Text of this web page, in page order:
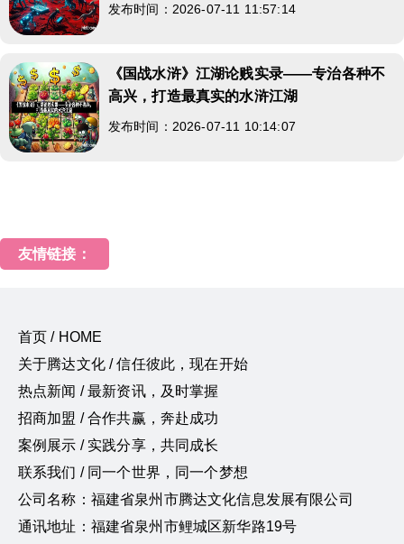
发布时间：2026-07-11 11:57:14
《国战水浒》江湖论贱实录——专治各种不
高兴，打造最真实的水浒江湖
发布时间：2026-07-11 10:14:07
友情链接：
首页 / HOME
关于腾达文化 / 信任彼此，现在开始
热点新闻 / 最新资讯，及时掌握
招商加盟 / 合作共赢，奔赴成功
案例展示 / 实践分享，共同成长
联系我们 / 同一个世界，同一个梦想
公司名称：福建省泉州市腾达文化信息发展有限公司
通讯地址：福建省泉州市鲤城区新华路19号